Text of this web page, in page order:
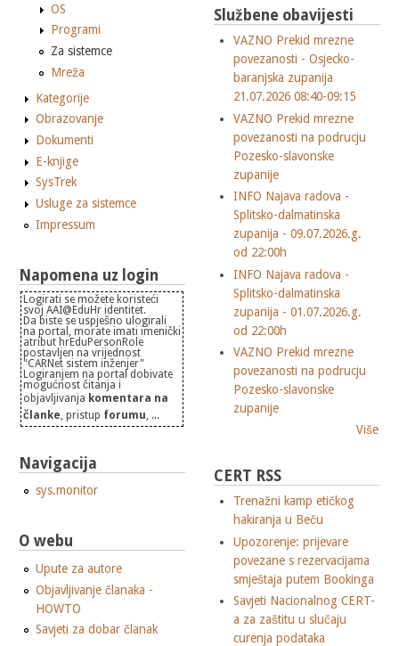
OS
Programi
Za sistemce
Mreža
Kategorije
Obrazovanje
Dokumenti
E-knjige
SysTrek
Usluge za sistemce
Impressum
Napomena uz login
Logirati se možete koristeći
svoj AAI@EduHr identitet.
Da biste se uspješno ulogirali
na portal, morate imati imenički
atribut hrEduPersonRole
postavljen na vrijednost
"CARNet sistem inženjer"
Logiranjem na portal dobivate
mogućnost čitanja i
objavljivanja komentara na
članke , pristup forumu , ...
Navigacija
sys.monitor
O webu
Upute za autore
Objavljivanje članaka -
HOWTO
Savjeti za dobar članak
Službene obavijesti
VAZNO Prekid mrezne
povezanosti - Osjecko-
baranjska zupanija
21.07.2026 08:40-09:15
VAZNO Prekid mrezne
povezanosti na podrucju
Pozesko-slavonske
zupanije
INFO Najava radova -
Splitsko-dalmatinska
zupanija - 09.07.2026.g.
od 22:00h
INFO Najava radova -
Splitsko-dalmatinska
zupanija - 01.07.2026.g.
od 22:00h
VAZNO Prekid mrezne
povezanosti na podrucju
Pozesko-slavonske
zupanije
Više
CERT RSS
Trenažni kamp etičkog
hakiranja u Beču
Upozorenje: prijevare
povezane s rezervacijama
smještaja putem Bookinga
Savjeti Nacionalnog CERT-
a za zaštitu u slučaju
curenja podataka